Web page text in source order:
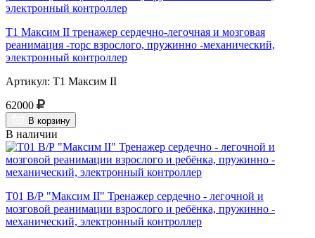
Т1 Максим II тренажер сердечно-легочная и мозговая
реанимация -торс взрослого, пружинно -механический,
электронный контроллер
Артикул: Т1 Максим II
62000
В корзину
В наличии
Т01 В/Р "Максим II" Тренажер сердечно - легочной и
мозговой реанимации взрослого и ребёнка, пружинно -
механический, электронный контроллер